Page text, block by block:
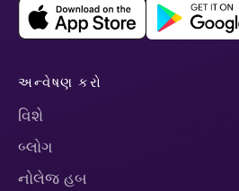
અન્વેષણ કરો
વિશે
બ્લોગ
નોલેજ હબ